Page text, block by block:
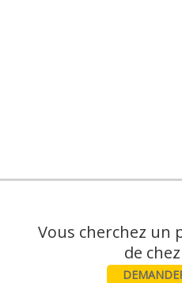
Vous cherchez un